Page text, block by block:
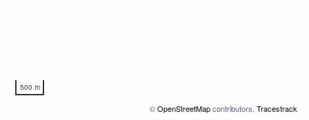
500 m
©OpenStreetMapcontributors, Tracestrack